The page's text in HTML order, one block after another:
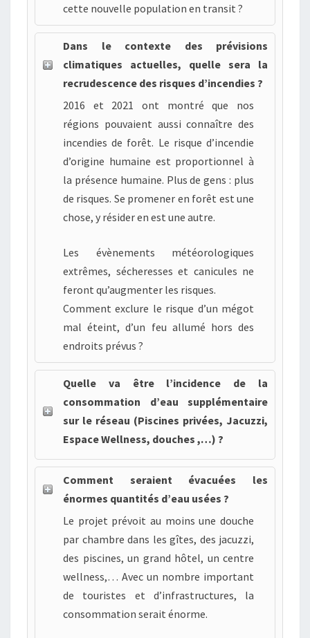
cette nouvelle population en transit ?
Dans le contexte des prévisions
climatiques actuelles, quelle sera la
recrudescence des risques d’incendies ?
2016 et 2021 ont montré que nos
régions pouvaient aussi connaître des
incendies de forêt. Le risque d’incendie
d’origine humaine est proportionnel à
la présence humaine. Plus de gens : plus
de risques. Se promener en forêt est une
chose, y résider en est une autre.
Les évènements météorologiques
extrêmes, sécheresses et canicules ne
feront qu’augmenter les risques.
Comment exclure le risque d’un mégot
mal éteint, d’un feu allumé hors des
endroits prévus ?
Quelle va être l’incidence de la
consommation d’eau supplémentaire
sur le réseau (Piscines privées, Jacuzzi,
Espace Wellness, douches ,…) ?
Comment seraient évacuées les
énormes quantités d’eau usées ?
Le projet prévoit au moins une douche
par chambre dans les gîtes, des jacuzzi,
des piscines, un grand hôtel, un centre
wellness,… Avec un nombre important
de touristes et d’infrastructures, la
consommation serait énorme.